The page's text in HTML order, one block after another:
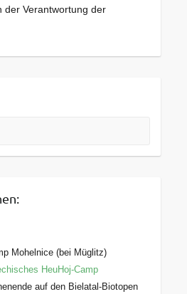
der Verantwortung der
Mohelnice (bei Müglitz)
HeuHoj-Camp
auf den Bielatal-Biotopen